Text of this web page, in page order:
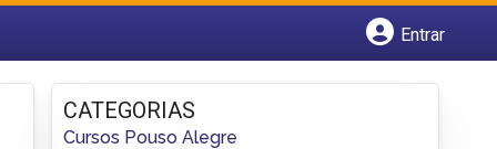
Entrar
Fazer login
Criar conta
CATEGORIAS
Cursos Pouso Alegre